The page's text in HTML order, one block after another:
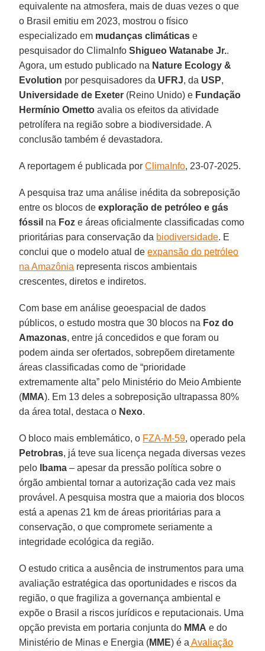
equivalente na atmosfera, mais de duas vezes o que
o Brasil emitiu em 2023, mostrou o físico
especializado em mudanças climáticas e
pesquisador do ClimaInfoShigueo Watanabe Jr..
Agora, um estudo publicado na Nature Ecology &
Evolution por pesquisadores da UFRJ, da USP,
Universidade de Exeter (Reino Unido) e Fundação
Hermínio Ometto avalia os efeitos da atividade
petrolífera na região sobre a biodiversidade. A
conclusão também é devastadora.
A reportagem é publicada porClimaInfo, 23-07-2025.
A pesquisa traz uma análise inédita da sobreposição
entre os blocos deexploração de petróleo e gás
fóssil na Foz e áreas oficialmente classificadas como
prioritárias para conservação da biodiversidade. E
conclui que o modelo atual deexpansão do petróleo
na Amazônia representa riscos ambientais
crescentes, diretos e indiretos.
Com base em análise geoespacial de dados
públicos, o estudo mostra que 30 blocos na Foz do
Amazonas, entre já concedidos e que foram ou
podem ainda ser ofertados, sobrepõem diretamente
áreas classificadas como de “prioridade
extremamente alta” pelo Ministério do Meio Ambiente
(MMA). Em 13 deles a sobreposição ultrapassa 80%
da área total, destaca o Nexo.
O bloco mais emblemático, o FZA-M-59, operado pela
Petrobras, já teve sua licença negada diversas vezes
pelo
Ibama– apesar da pressão política sobre o
órgão ambiental tornar a autorização cada vez mais
provável. A pesquisa mostra que a maioria dos blocos
está a apenas 21 km de áreas prioritárias para a
conservação, o que compromete seriamente a
integridade ecológica da região.
O estudo critica a ausência de instrumentos para uma
avaliação estratégica das oportunidades e riscos da
região, o que fragiliza a governança ambiental e
expõe o Brasil a riscos jurídicos e reputacionais. Uma
opção prevista em portaria conjunta do MMA e do
Ministério de Minas e Energia (MME) é a Avaliação